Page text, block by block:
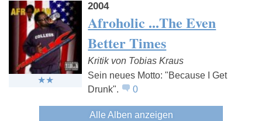
2004
Afroholic ...The Even
Better Times
Kritik von Tobias Kraus
Sein neues Motto: "Because I Get
Drunk".
0
Alle Alben anzeigen